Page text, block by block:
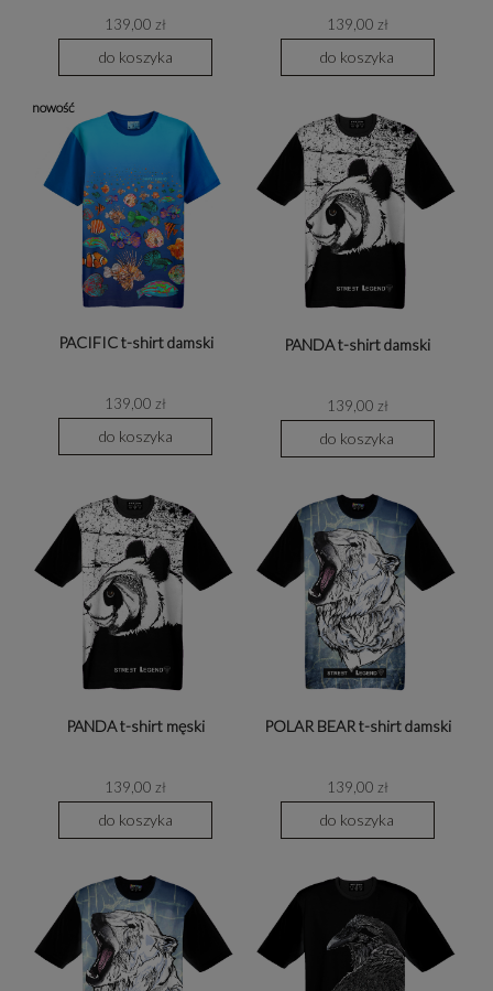
139,00 zł
do koszyka
139,00 zł
do koszyka
PACIFIC t-shirt damski
139,00 zł
do koszyka
nowość
PANDA t-shirt damski
139,00 zł
do koszyka
PANDA t-shirt męski
139,00 zł
do koszyka
POLAR BEAR t-shirt damski
139,00 zł
do koszyka